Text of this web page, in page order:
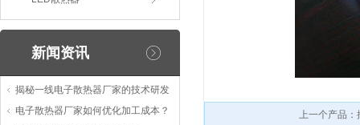
新闻资讯
揭秘一线电子散热器厂家的技术研发
电子散热器厂家如何优化加工成本？
上一个产品：